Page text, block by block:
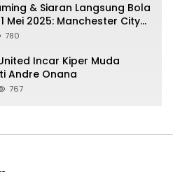
& Siaran Langsung Bola
Mei 2025: Manchester City
780
Incar Kiper Muda
Andre Onana
767